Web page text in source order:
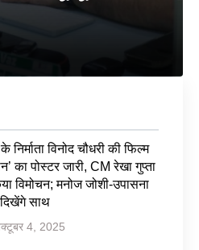
निर्माता विनोद चौधरी की फिल्म
का पोस्टर जारी, CM रेखा गुप्ता
विमोचन; मनोज जोशी-उपासना
साथ
4, 2025